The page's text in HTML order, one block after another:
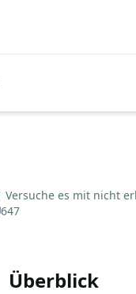
Versuche es mit nicht
647
Überblick